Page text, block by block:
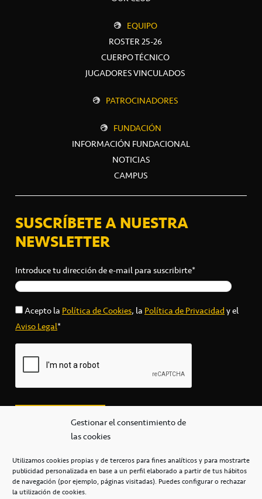
Gestionar el consentimiento de
las cookies
Utilizamos cookies propias y de terceros para fines analíticos y para mostrarte
publicidad personalizada en base a un perfil elaborado a partir de tus hábitos
de navegación (por ejemplo, páginas visitadas). Puedes configurar o rechazar
la utilización de cookies.
EQUIPO
ROSTER 25-26
CUERPO TÉCNICO
JUGADORES VINCULADOS
PATROCINADORES
FUNDACIÓN
INFORMACIÓN FUNDACIONAL
NOTICIAS
CAMPUS
SUSCRÍBETE A NUESTRA
NEWSLETTER
Introduce tu dirección de e-mail para suscribirte*
Acepto laPolítica de Cookies, laPolítica de Privacidady el
Aviso Legal*
secretaria@cbcanarias.es
+34 922 253 684